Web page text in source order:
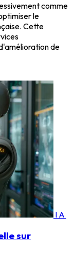
comme
le
Cette
de
IA
sur